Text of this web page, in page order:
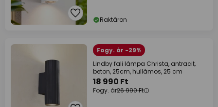
Raktáron
Fogy. ár -29%
Lindby fali lámpa Christa, antracit,
beton, 25cm, hullámos, 25 cm
18 990 Ft
Fogy. ár26 990 Ft